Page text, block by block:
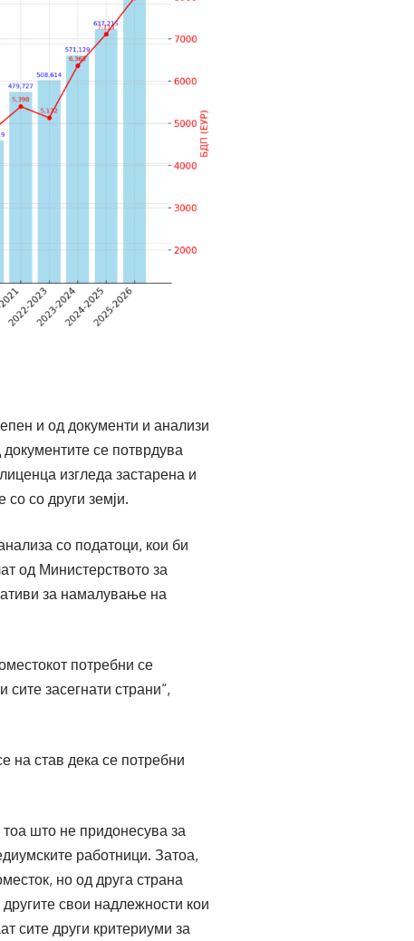
и од документи и анализи
се потврдува
изгледа застарена и
со други земји.
со податоци, кои би
од Министерството за
за намалување на
потребни се
засегнати страни“,
на став дека се потребни
што не придонесува за
работници. Затоа,
но од друга страна
свои надлежности кои
сите други критериуми за